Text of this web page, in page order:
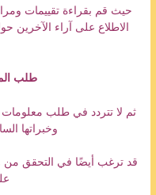
حيث قم بقراءة تقييمات
الاطلاع على آراء الآخرين
طلب
ثم لا تتردد في طلب
وخبراتها
قد ترغب أيضًا في التحقق